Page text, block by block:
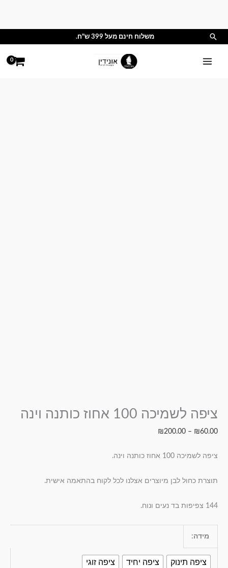
חיפוש משלוח חינם מעל 399 ש"ח.
ציפה לשמיכה 100 אחוז כותנה וינה
₪60.00
–
₪200.00
ציפה לשמיכה 100 אחוז כותנה וינה.
תוצרת כחול לבן מיוצרים אצלנו לכל לקוח בהתאמה אישית.
144 צפיפות בד נעים ונוח.
מידה:
ציפה תינוק ציפה יחיד ציפה זוגי